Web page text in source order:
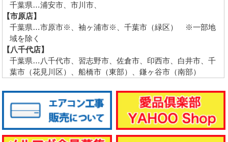
千葉県…浦安市、市川市、
【市原店】
千葉県…市原市※、袖ヶ浦市※、千葉市（緑区） ※一部地
域を除く
【八千代店】
千葉県…八千代市、習志野市、佐倉市、印西市、白井市、千
葉市（花見川区）、船橋市（東部）、鎌ヶ谷市（南部）